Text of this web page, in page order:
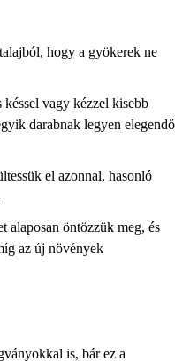
hogy a gyökerek ne
késsel vagy kézzel kisebb
darabnak legyen elegendő
el azonnal, hasonló
alaposan öntözzük meg, és
az új növények
is, bár ez a